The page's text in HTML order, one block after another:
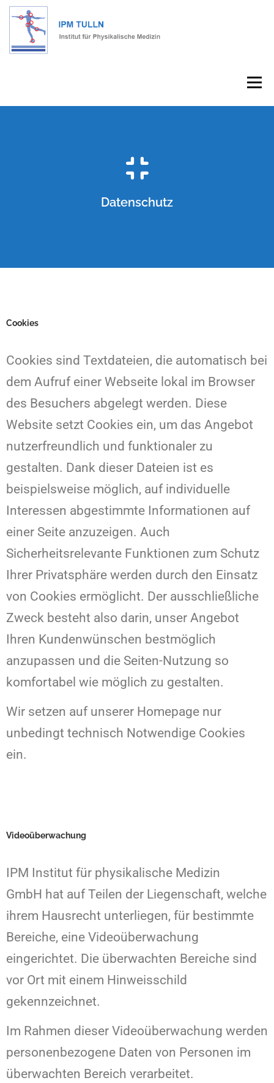
Menu
Datenschutz
Cookies
Cookies sind Textdateien, die automatisch bei
dem Aufruf einer Webseite lokal im Browser
des Besuchers abgelegt werden. Diese
Website setzt Cookies ein, um das Angebot
nutzerfreundlich und funktionaler zu
gestalten. Dank dieser Dateien ist es
beispielsweise möglich, auf individuelle
Interessen abgestimmte Informationen auf
einer Seite anzuzeigen. Auch
Sicherheitsrelevante Funktionen zum Schutz
Ihrer Privatsphäre werden durch den Einsatz
von Cookies ermöglicht. Der ausschließliche
Zweck besteht also darin, unser Angebot
Ihren Kundenwünschen bestmöglich
anzupassen und die Seiten-Nutzung so
komfortabel wie möglich zu gestalten.
Wir setzen auf unserer Homepage nur
unbedingt technisch Notwendige Cookies
ein.
Videoüberwachung
IPM Institut für physikalische Medizin
GmbH hat auf Teilen der Liegenschaft, welche
ihrem Hausrecht unterliegen, für bestimmte
Bereiche, eine Videoüberwachung
eingerichtet. Die überwachten Bereiche sind
vor Ort mit einem Hinweisschild
gekennzeichnet.
Im Rahmen dieser Videoüberwachung werden
personenbezogene Daten von Personen im
überwachten Bereich verarbeitet.